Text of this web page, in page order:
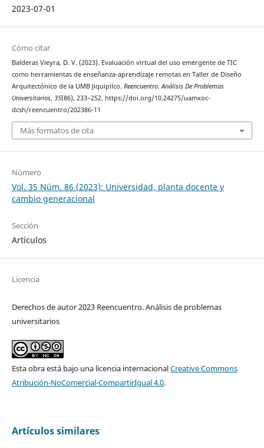
2023-07-01
Cómo citar
Balderas Vieyra, D. V. (2023). Evaluación virtual del uso emergente de TIC
como herramientas de enseñanza-aprendizaje remotas en Taller de Diseño
Arquitectónico de la UMB Jiquipilco. Reencuentro. Análisis De Problemas
Universitarios, 35(86), 233–252. https://doi.org/10.24275/uamxoc-
dcsh/reencuentro/202386-11
Más formatos de cita
Número
Vol. 35 Núm. 86 (2023): Universidad, planta docente y
cambio generacional
Sección
Artículos
Licencia
Derechos de autor 2023 Reencuentro. Análisis de problemas
universitarios
Esta obra está bajo una licencia internacionalCreative Commons
Atribución-NoComercial-CompartirIgual 4.0.
Artículos similares